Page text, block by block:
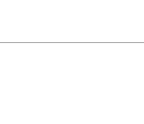
Kosovë
Prishtinë